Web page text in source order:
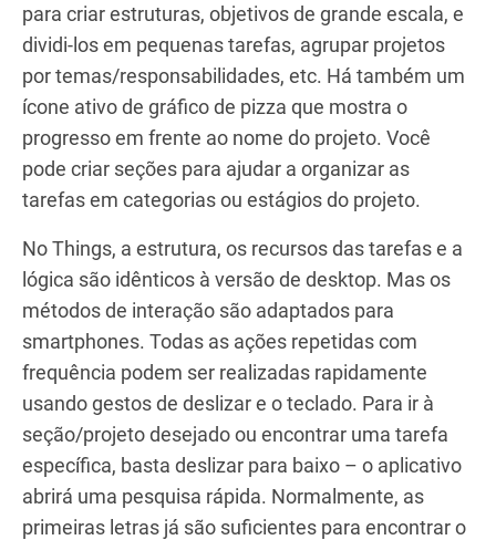
para criar estruturas, objetivos de grande escala, e
dividi-los em pequenas tarefas, agrupar projetos
por temas/responsabilidades, etc. Há também um
ícone ativo de gráfico de pizza que mostra o
progresso em frente ao nome do projeto. Você
pode criar seções para ajudar a organizar as
tarefas em categorias ou estágios do projeto.
No Things, a estrutura, os recursos das tarefas e a
lógica são idênticos à versão de desktop. Mas os
métodos de interação são adaptados para
smartphones. Todas as ações repetidas com
frequência podem ser realizadas rapidamente
usando gestos de deslizar e o teclado. Para ir à
seção/projeto desejado ou encontrar uma tarefa
específica, basta deslizar para baixo – o aplicativo
abrirá uma pesquisa rápida. Normalmente, as
primeiras letras já são suficientes para encontrar o